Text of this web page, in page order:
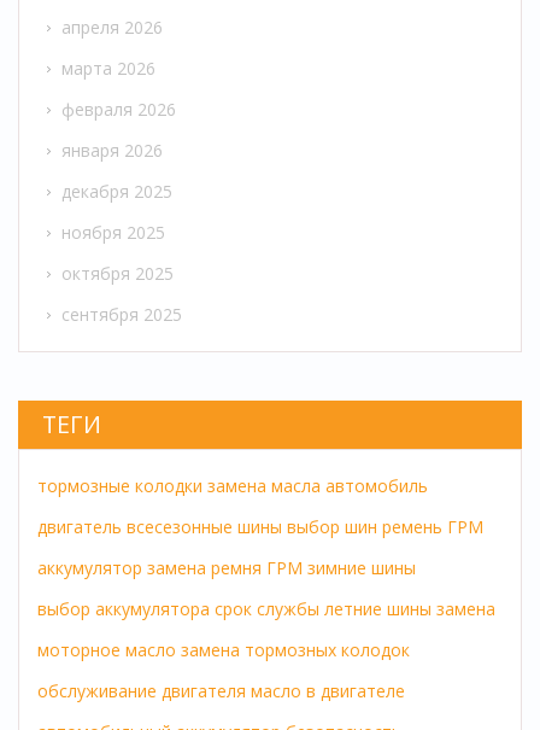
апреля 2026
марта 2026
февраля 2026
января 2026
декабря 2025
ноября 2025
октября 2025
сентября 2025
ТЕГИ
тормозные колодки замена масла автомобиль
двигатель всесезонные шины выбор шин ремень ГРМ
аккумулятор замена ремня ГРМ зимние шины
выбор аккумулятора срок службы летние шины замена
моторное масло замена тормозных колодок
обслуживание двигателя масло в двигателе